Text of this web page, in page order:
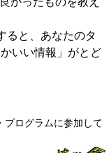
ると、あなたのタ
いい情報」がとど
プログラムに参加して